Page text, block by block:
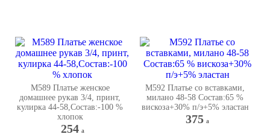
М589 Платье женское
домашнее рукав 3/4, принт,
кулирка 44-58,Состав:-100 %
хлопок
254 a
М592 Платье со вставками,
милано 48-58 Состав:65 %
вискоза+30% п/э+5% эластан
375 a